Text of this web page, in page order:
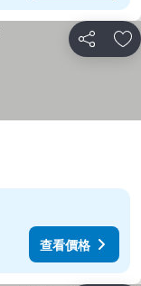
分享 加
查看價格